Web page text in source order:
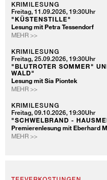
KRIMILESUNG
Freitag, 11.09.2026, 19:30Uhr
"KÜSTENSTILLE"
Lesung mit Petra Tessendorf
MEHR >>KRIMILESUNG
KRIMILESUNG
Freitag, 25.09.2026, 19:30Uhr
"BLUTROTER SOMMER"
WALD"
Lesung mit Sia Piontek
MEHR >>KRIMILESUNG
KRIMILESUNG
Freitag, 09.10.2026, 19:30Uhr
"SCHWELBRAND -
Premierenlesung mit Eberhard
MEHR >>KRIMILESUNG